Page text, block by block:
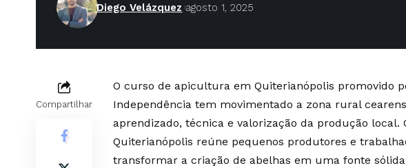
Diego Velázquez agosto 1, 2025
Compartilhar
O curso de apicultura em Quiterianópolis promovido
Independência tem movimentado a zona rural
aprendizado, técnica e valorização da produção
Quiterianópolis reúne pequenos produtores e
transformar a criação de abelhas em uma fonte